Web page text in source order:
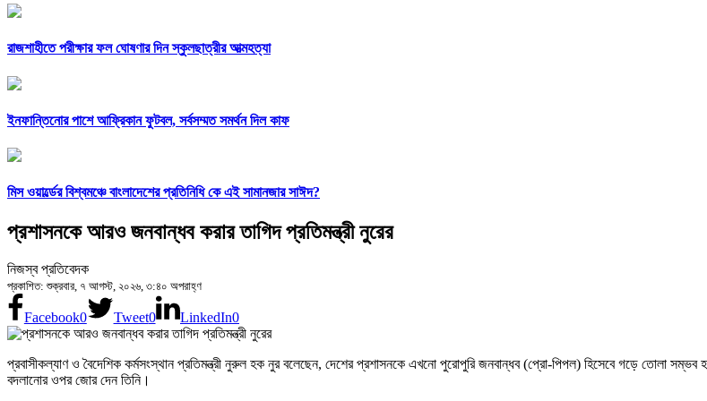
রাজশাহীতে পরীক্ষার ফল ঘোষণার দিন স্কুলছাত্রীর আত্মহত্যা
ইনফান্তিনোর পাশে আফ্রিকান ফুটবল, সর্বসম্মত সমর্থন দিল কাফ
মিস ওয়ার্ল্ডের বিশ্বমঞ্চে বাংলাদেশের প্রতিনিধি কে এই সামানজার সাঈদ?
প্রশাসনকে আরও জনবান্ধব করার তাগিদ প্রতিমন্ত্রী নুরের
নিজস্ব প্রতিবেদক
প্রকাশিত: শুক্রবার, ৭ আগস্ট, ২০২৬, ৩:৪০ অপরাহ্ণ
Facebook0 Tweet0 LinkedIn0
প্রবাসীকল্যাণ ও বৈদেশিক কর্মসংস্থান প্রতিমন্ত্রী নুরুল হক নুর বলেছেন, দেশের প্রশাসনকে এখনো পুরোপুরি জনবান্ধব (প্রো-পিপল) হিসেবে গড়ে তোলা
বদলানোর ওপর জোর দেন তিনি।